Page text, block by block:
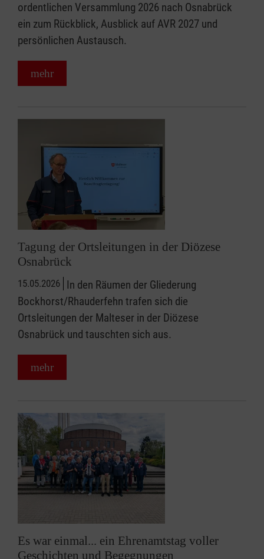
ordentlichen Versammlung 2026 nach Osnabrück
ein zum Rückblick, Ausblick auf AVR 2027 und
persönlichen Austausch.
mehr
Tagung der Ortsleitungen in der Diözese
Osnabrück
15.05.2026 In den Räumen der Gliederung
Bockhorst/Rhauderfehn trafen sich die
Ortsleitungen der Malteser in der Diözese
Osnabrück und tauschten sich aus.
mehr
Es war einmal... ein Ehrenamtstag voller
Geschichten und Begegnungen